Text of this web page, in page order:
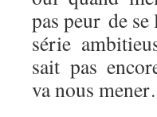
pas peur de se
série
sait pas
va nous